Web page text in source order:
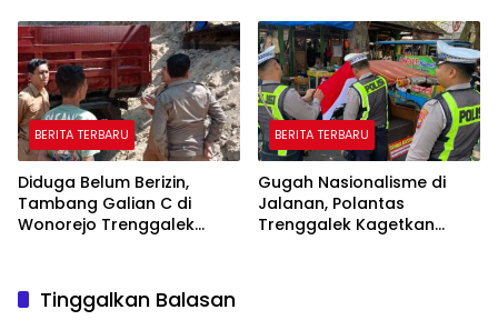
Pelatihan AI
BERITA TERBARU
Diduga Belum Berizin,
Tambang Galian C di
Wonorejo Trenggalek
BERITA TERBARU
Gugah Nasionalisme di
Jalanan, Polantas
Trenggalek Kagetkan
Tinggalkan Balasan